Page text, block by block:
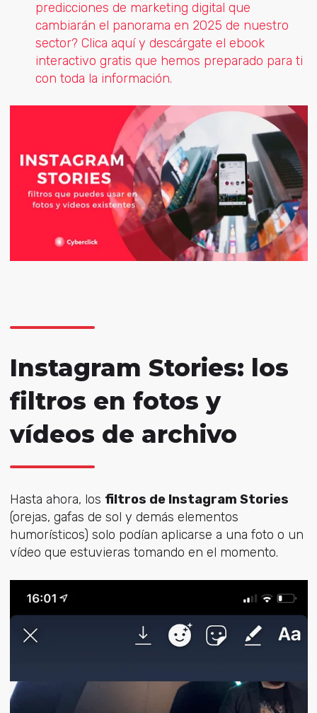
predicciones de marketing digital que
cambiarán el panorama en 2025 de nuestro
sector? Clica aquí y descárgate el ebook
interactivo gratis que hemos preparado para ti
con toda la información.
Instagram Stories: los
filtros en fotos y
vídeos de archivo
Hasta ahora, los filtros de Instagram Stories
(orejas, gafas de sol y demás elementos
humorísticos) solo podían aplicarse a una foto o un
vídeo que estuvieras tomando en el momento.